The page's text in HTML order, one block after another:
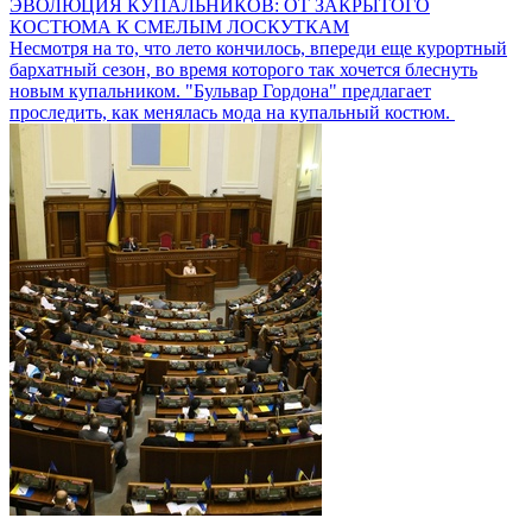
ЭВОЛЮЦИЯ КУПАЛЬНИКОВ: ОТ ЗАКРЫТОГО
КОСТЮМА К СМЕЛЫМ ЛОСКУТКАМ
Несмотря на то, что лето кончилось, впереди еще курортный
бархатный сезон, во время которого так хочется блеснуть
новым купальником. "Бульвар Гордона" предлагает
проследить, как менялась мода на купальный костюм.